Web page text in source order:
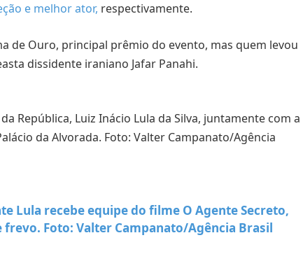
e melhor ator, respectivamente.
de Ouro, principal prêmio do evento, mas quem levou
dissidente iraniano Jafar Panahi.
Lula recebe equipe do filme O Agente Secreto,
frevo. Foto: Valter Campanato/Agência Brasil